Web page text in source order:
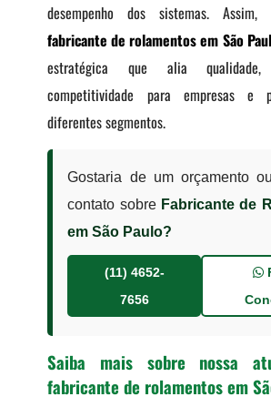
desempenho dos sistemas.
fabricante de rolamentos em São
estratégica que alia
competitividade para empresas e
diferentes segmentos.
Gostaria de um orçamento
contato sobre Fabricante de
em São Paulo?
(11) 4652-
7656
Saiba mais sobre nossa
fabricante de rolamentos em